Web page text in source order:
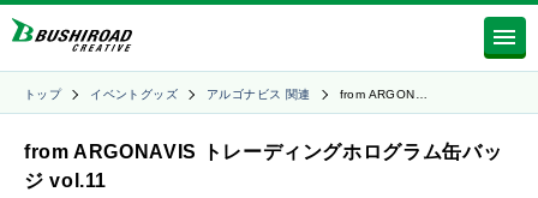
トップ イベントグッズ アルゴナビス 関連 from ARGON…
from ARGONAVIS トレーディングホログラム缶バッ
ジ vol.11